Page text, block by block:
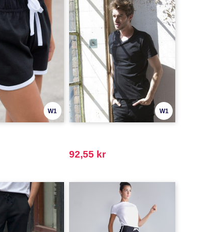
W1 W1
92,55 kr